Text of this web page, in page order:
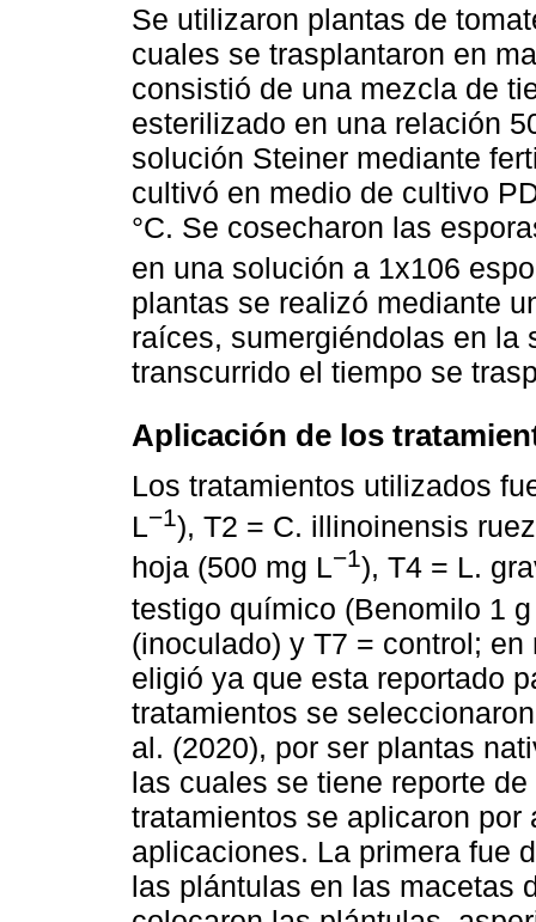
Se utilizaron plantas de
cuales se trasplantaron en
consistió de una mezcla de
esterilizado en una relación
solución Steiner mediante
cultivó en medio de cultivo
°C. Se cosecharon las
en una solución a 1x106
plantas se realizó mediante
raíces, sumergiéndolas en la
transcurrido el tiempo se
Aplicación de los
Los tratamientos utilizados
L−1), T2 = C. illinoinensis
hoja (500 mg L−1), T4 = L.
testigo químico (Benomilo 1
(inoculado) y T7 = control;
eligió ya que esta reportado
tratamientos se
al. (2020), por ser plantas
las cuales se tiene reporte
tratamientos se aplicaron
aplicaciones. La primera fue
las plántulas en las macetas